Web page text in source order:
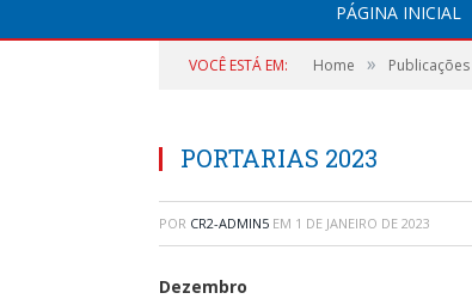
PÁGINA INICIAL
VOCÊ ESTÁ EM: Home »
PORTARIAS 2023
POR CR2-ADMIN5 EM 1 DE JANEIRO DE 2023
Dezembro